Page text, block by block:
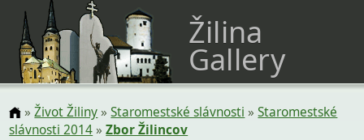
Žilina
Gallery
»Život Žiliny»Staromestské slávnosti »Staromestské
slávnosti 2014»Zbor Žilincov